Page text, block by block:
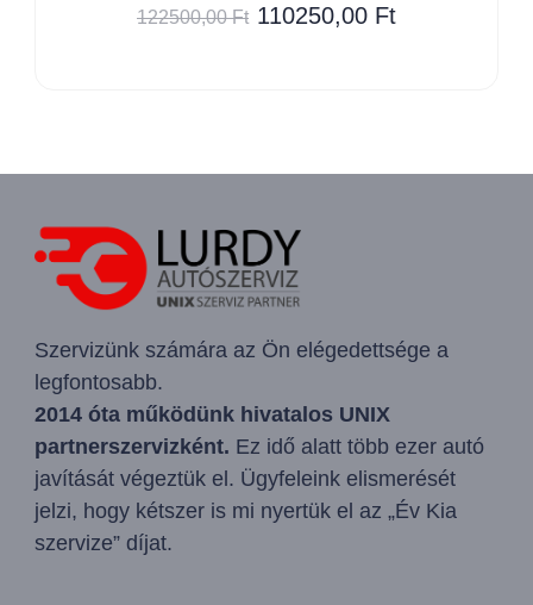
122500,00Ft 110250,00 Ft
Szervizünk számára az Ön elégedettsége a
legfontosabb.
2014 óta működünk hivatalos UNIX
partnerszervizként. Ez idő alatt több ezer autó
javítását végeztük el. Ügyfeleink elismerését
jelzi, hogy kétszer is mi nyertük el az „Év Kia
szervize” díjat.